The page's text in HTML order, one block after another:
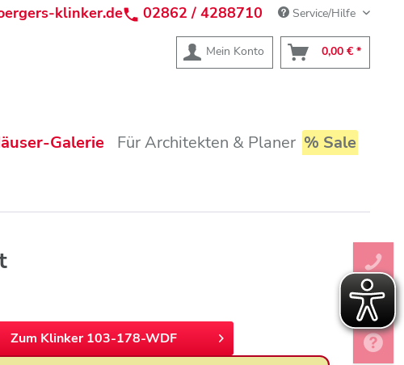
klinker.de 02862 / 4288710 Service/Hilfe
Mein Konto 0,00 € *
Galerie Für Architekten & Planer % Sale
Zum Klinker 103-178-WDF